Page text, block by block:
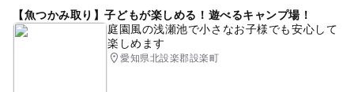
【魚つかみ取り】子どもが楽しめる！遊べるキャンプ場！
庭園風の浅瀬池で小さなお子様でも安心して
楽しめます
愛知県北設楽郡設楽町